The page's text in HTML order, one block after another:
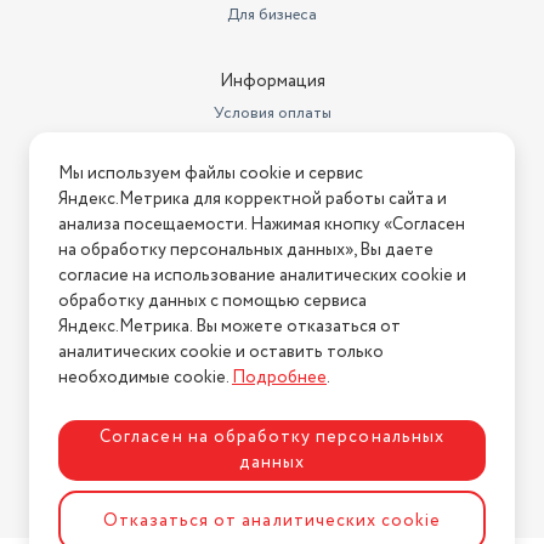
Для бизнеса
Информация
Условия оплаты
Условия возврата
Нашли ошибку на сайте? Напишите нам
2026 © Интернет-магазин "АстМаркет". У нас есть всё!
Политика конфиденциальности
Разработка сайтаASTDESIGN
Мы используем файлы cookie и сервис
Яндекс.Метрика для корректной работы сайта и
анализа посещаемости. Нажимая кнопку «Согласен
на обработку персональных данных», Вы даете
согласие на использование аналитических cookie и
обработку данных с помощью сервиса
Яндекс.Метрика. Вы можете отказаться от
аналитических cookie и оставить только
необходимые cookie.Подробнее.
Согласен на обработку персональных
данных
Отказаться от аналитических cookie